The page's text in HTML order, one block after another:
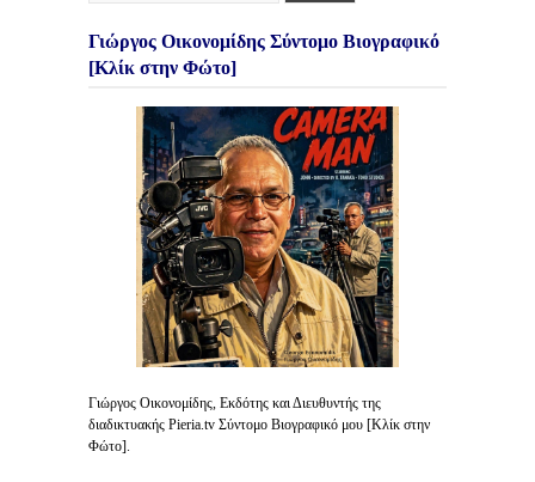
Γιώργος Οικονομίδης Σύντομο Βιογραφικό
[Κλίκ στην Φώτο]
Γιώργος Οικονομίδης, Εκδότης και Διευθυντής της
διαδικτυακής Pieria.tv Σύντομο Βιογραφικό μου [Κλίκ στην
Φώτο].